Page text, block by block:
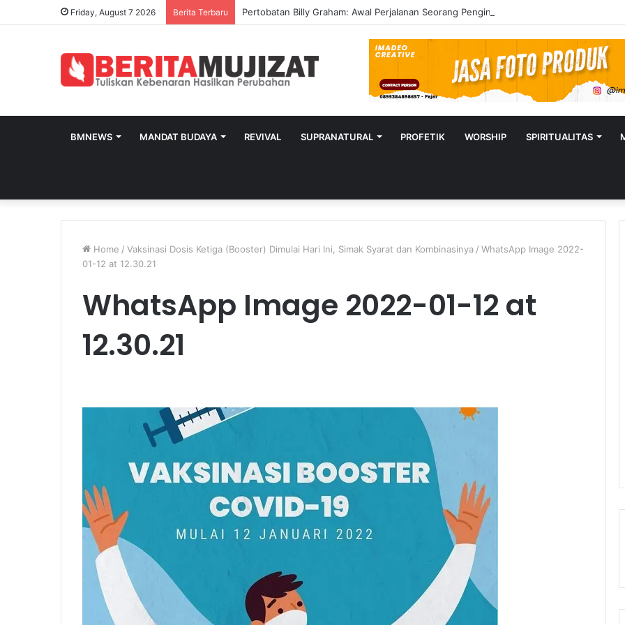
Friday, August 7 2026 Berita Terbaru Pertobatan Billy Graham: Awal Perjalanan Seorang Penginjil Dunia
BMNEWS MANDAT BUDAYA REVIVAL SUPRANATURAL PROFETIK WORSHIP SPIRITUALITAS
Home / Vaksinasi Dosis Ketiga (Booster) Dimulai Hari Ini, Simak Syarat dan Kombinasinya / WhatsApp Image 2022-
01-12 at 12.30.21
WhatsApp Image 2022-01-12 at
12.30.21